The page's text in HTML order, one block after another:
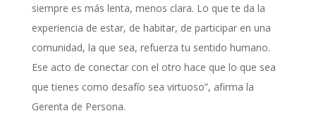
siempre es más lenta, menos clara. Lo que te da la
experiencia de estar, de habitar, de participar en una
comunidad, la que sea, refuerza tu sentido humano.
Ese acto de conectar con el otro hace que lo que sea
que tienes como desafío sea virtuoso”, afirma la
Gerenta de Persona.